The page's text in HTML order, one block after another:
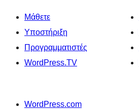
Μάθετε
Υποστήριξη
Προγραμματιστές
WordPress.TV
WordPress.com